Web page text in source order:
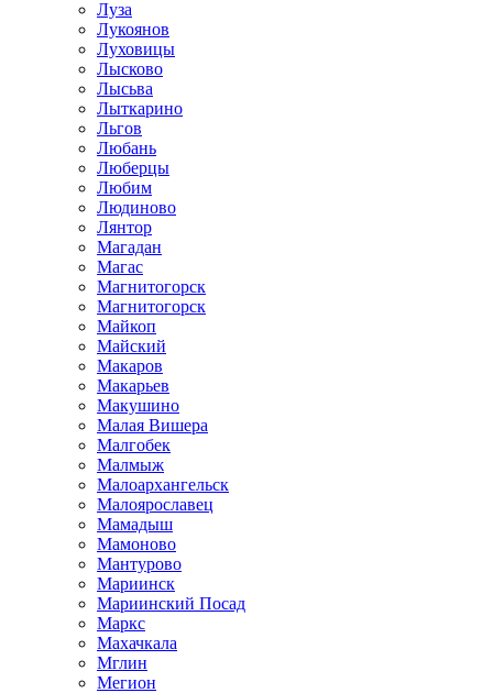
Луза
Лукоянов
Луховицы
Лысково
Лысьва
Лыткарино
Льгов
Любань
Люберцы
Любим
Людиново
Лянтор
Магадан
Магас
Магнитогорск
Магнитогорск
Майкоп
Майский
Макаров
Макарьев
Макушино
Малая Вишера
Малгобек
Малмыж
Малоархангельск
Малоярославец
Мамадыш
Мамоново
Мантурово
Мариинск
Мариинский Посад
Маркс
Махачкала
Мглин
Мегион